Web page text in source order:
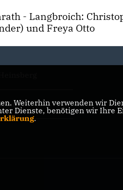
- Langbroich:
und Freya Otto
Weiterhin verwenden wir
Dienste, benötigen wir Ihre
.